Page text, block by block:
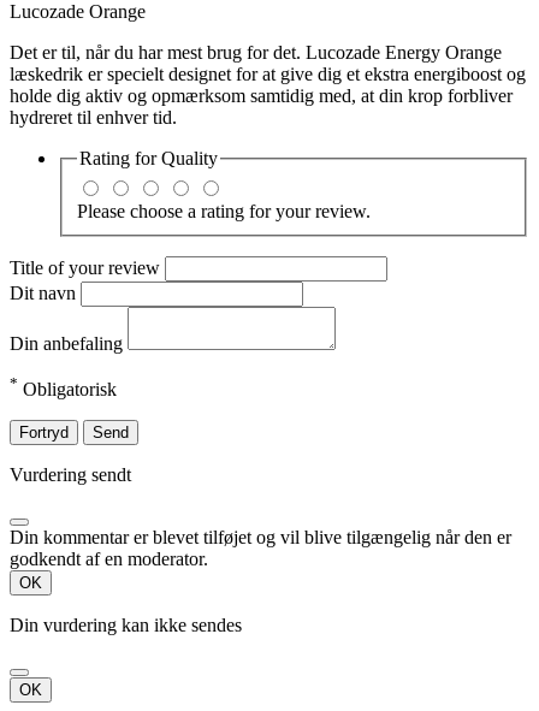
Lucozade Orange
Det er til, når du har mest brug for det. Lucozade Energy Orange
læskedrik er specielt designet for at give dig et ekstra energiboost og
holde dig aktiv og opmærksom samtidig med, at din krop forbliver
hydreret til enhver tid.
Rating forQuality
Please choose a rating for your review.
Title of your review
Dit navn
Din anbefaling
* Obligatorisk
Fortryd Send
Vurdering sendt
Din kommentar er blevet tilføjet og vil blive tilgængelig når den er
godkendt af en moderator.
OK
Din vurdering kan ikke sendes
OK